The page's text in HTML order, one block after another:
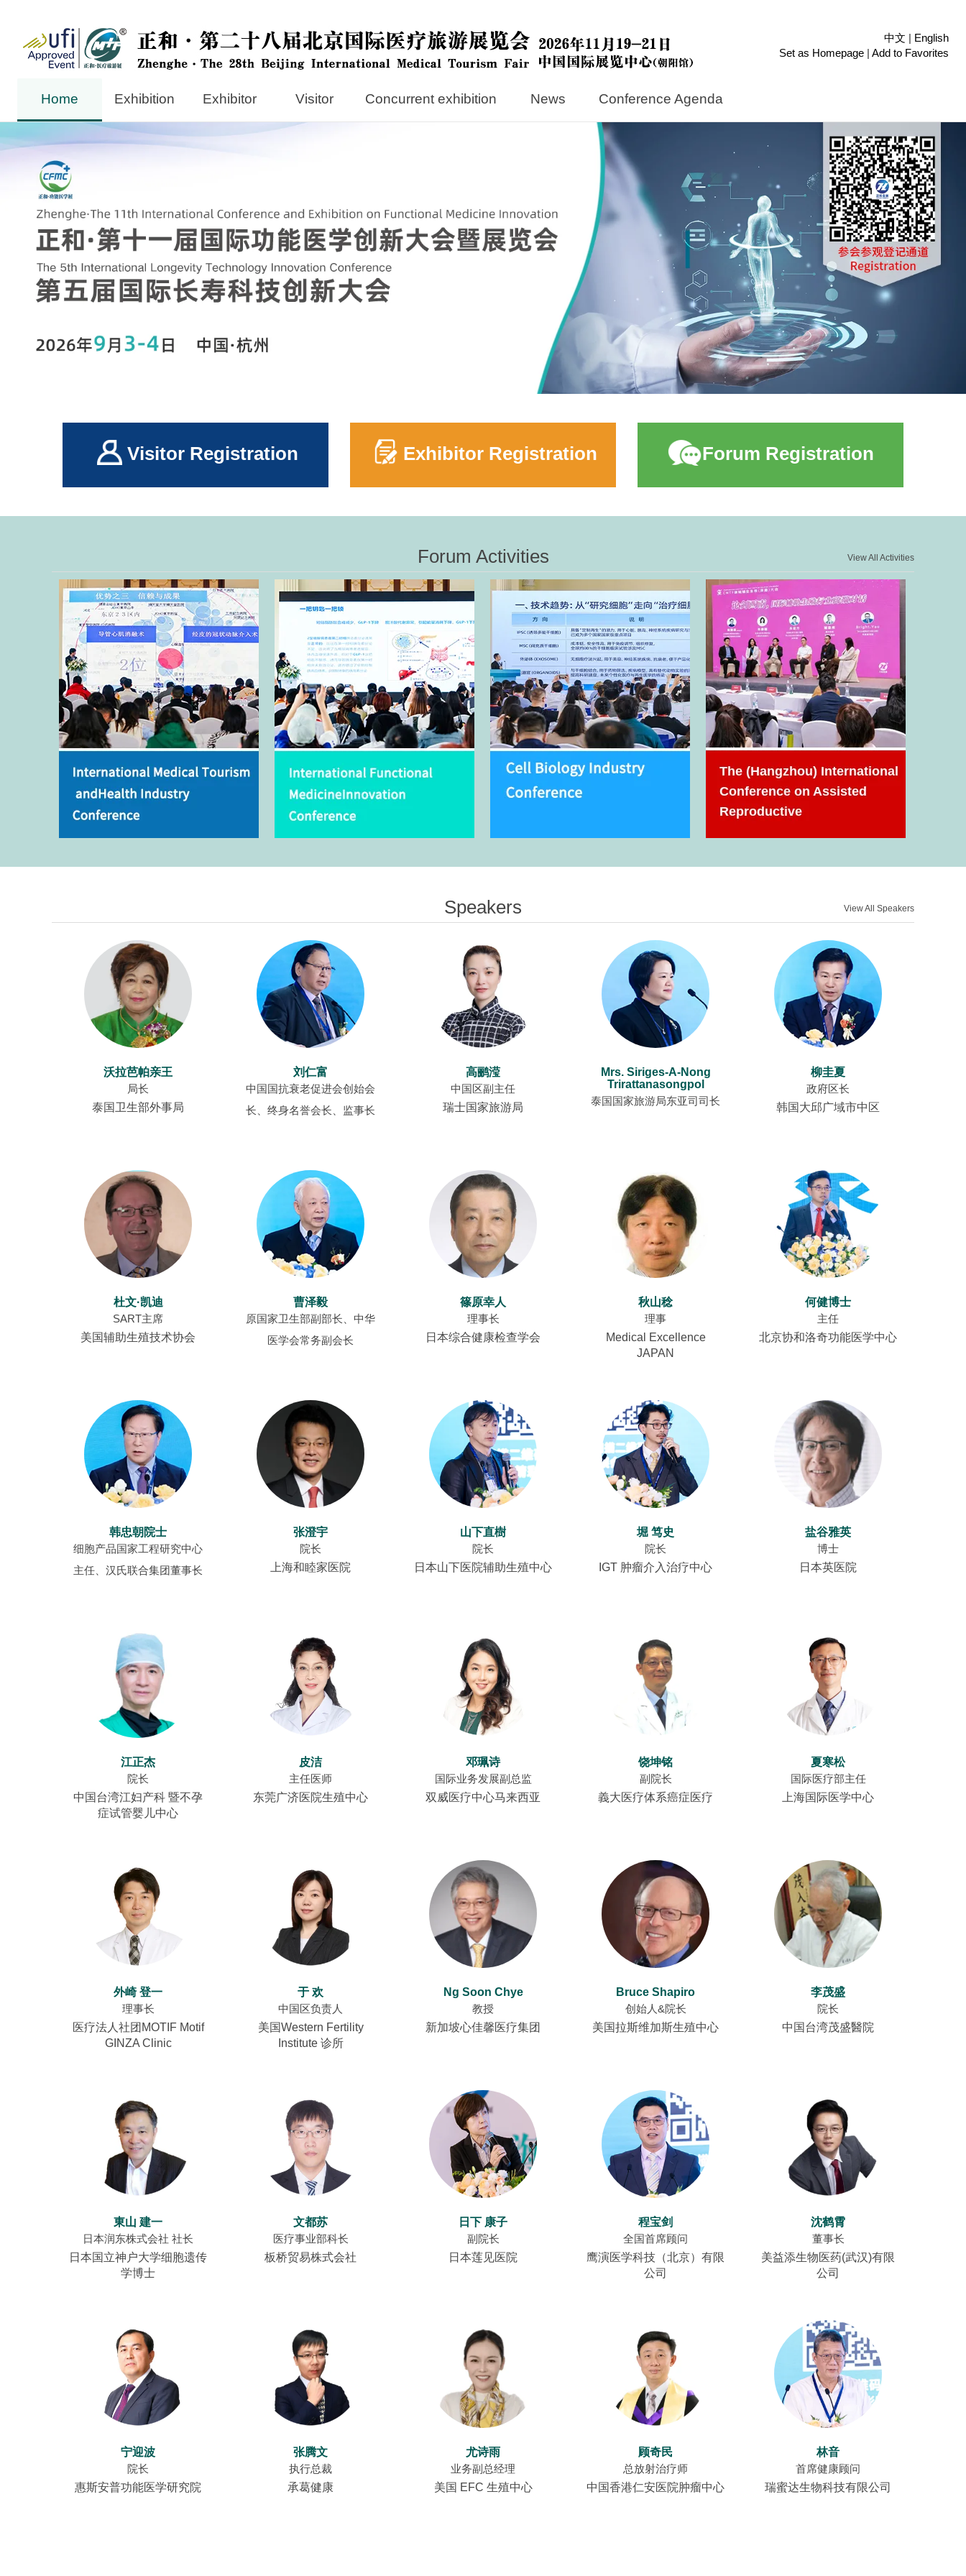
中文
English
Set as Homepage
Add to Favorites
Home Exhibition Exhibitor Visitor Concurrent exhibition News Conference Agenda
Visitor Registration Exhibitor Registration Forum Registration
Forum Activities View All Activities
Introduction
Downloads Downloads Downloads
Introduction
Downloads
Speakers View All Speakers
沃拉芭帕亲王
局长
泰国卫生部外事局
刘仁富
中国国抗衰老促进会创始会
长、终身名誉会长、监事长
高鹂滢
中国区副主任
瑞士国家旅游局
Mrs. Siriges-A-Nong
Trirattanasongpol
泰国国家旅游局东亚司司长
柳圭夏
政府区长
韩国大邱广域市中区
杜文·凯迪
SART主席
美国辅助生殖技术协会
曹泽毅
原国家卫生部副部长、中华
医学会常务副会长
篠原幸人
理事长
日本综合健康检查学会
秋山稔
理事
Medical Excellence
JAPAN
何健博士
主任
北京协和洛奇功能医学中心
韩忠朝院士
细胞产品国家工程研究中心
主任、汉氏联合集团董事长
张澄宇
院长
上海和睦家医院
山下直樹
院长
日本山下医院辅助生殖中心
堀 笃史
院长
IGT 肿瘤介入治疗中心
盐谷雅英
博士
日本英医院
江正杰
院长
中国台湾江妇产科 暨不孕
症试管婴儿中心
皮洁
主任医师
东莞广济医院生殖中心
邓珮诗
国际业务发展副总监
双威医疗中心马来西亚
饶坤铭
副院长
義大医疗体系癌症医疗
夏寒松
国际医疗部主任
上海国际医学中心
外崎 登一
理事长
医疗法人社团MOTIF Motif
GINZA Clinic
于 欢
中国区负责人
美国Western Fertility
Institute 诊所
Ng Soon Chye
教授
新加坡心佳馨医疗集团
Bruce Shapiro
创始人&院长
美国拉斯维加斯生殖中心
李茂盛
院长
中国台湾茂盛醫院
東山 建一
日本润东株式会社 社长
日本国立神户大学细胞遗传
学博士
文都苏
医疗事业部科长
板桥贸易株式会社
日下 康子
副院长
日本莲见医院
程宝剑
全国首席顾问
鹰演医学科技（北京）有限
公司
沈鹤霄
董事长
美益添生物医药(武汉)有限
公司
宁迎波
院长
惠斯安普功能医学研究院
张腾文
执行总裁
承葛健康
尤诗雨
业务副总经理
美国 EFC 生殖中心
顾奇民
总放射治疗师
中国香港仁安医院肿瘤中心
林音
首席健康顾问
瑞蜜达生物科技有限公司